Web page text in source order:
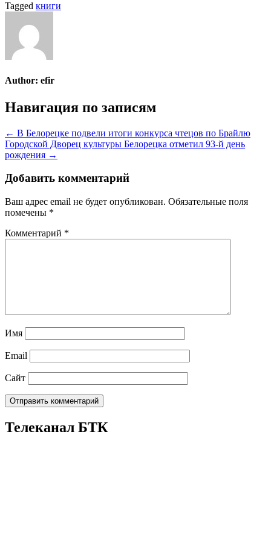
Tagged книги
Author: efir
Навигация по записям
← В Белорецке подвели итоги конкурса чтецов по Брайлю
Городской Дворец культуры Белорецка отметил 93-й день
рождения →
Добавить комментарий
Ваш адрес email не будет опубликован. Обязательные поля
помечены *
Комментарий *
Имя
Email
Сайт
Телеканал БТК